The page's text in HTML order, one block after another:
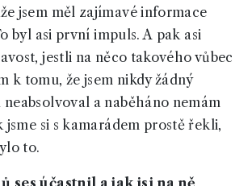
jsem měl zajímavé informace
byl asi první impuls. A pak asi
jestli na něco takového vůbec
k tomu, že jsem nikdy žádný
neabsolvoval a naběháno nemám
jsme si s kamarádem prostě řekli,
to.